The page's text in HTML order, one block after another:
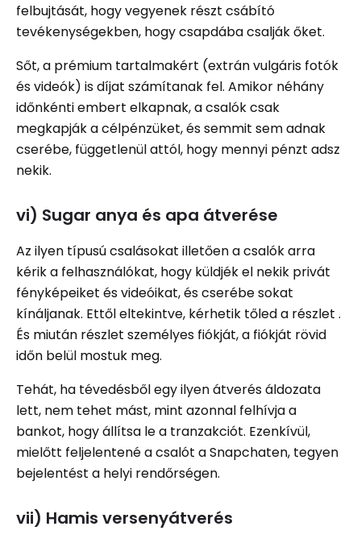
felbujtását, hogy vegyenek részt csábító
tevékenységekben, hogy csapdába csalják őket.
Sőt, a prémium tartalmakért (extrán vulgáris fotók
és videók) is díjat számítanak fel. Amikor néhány
időnkénti embert elkapnak, a csalók csak
megkapják a célpénzüket, és semmit sem adnak
cserébe, függetlenül attól, hogy mennyi pénzt adsz
nekik.
vi) Sugar anya és apa átverése
Az ilyen típusú csalásokat illetően a csalók arra
kérik a felhasználókat, hogy küldjék el nekik privát
fényképeiket és videóikat, és cserébe sokat
kínáljanak. Ettől eltekintve, kérhetik tőled a részlet .
És miután részlet személyes fiókját, a fiókját rövid
időn belül mostuk meg.
Tehát, ha tévedésből egy ilyen átverés áldozata
lett, nem tehet mást, mint azonnal felhívja a
bankot, hogy állítsa le a tranzakciót. Ezenkívül,
mielőtt feljelentené a csalót a Snapchaten, tegyen
bejelentést a helyi rendőrségen.
vii) Hamis versenyátverés